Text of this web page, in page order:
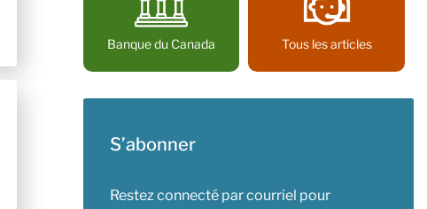
Banque du Canada Tous les articles
S’abonner
Restez connecté par courriel pour